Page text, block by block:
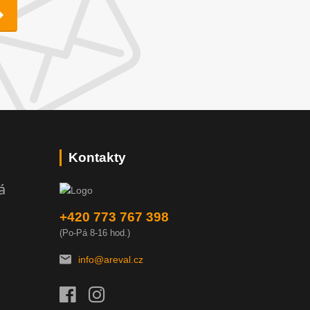
Kontakty
+420 773 767 398
(Po-Pá 8-16 hod.)
info@areval.cz